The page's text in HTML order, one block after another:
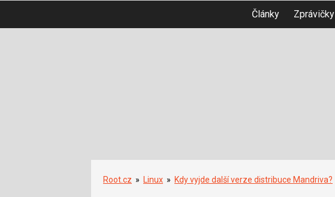
Články Zprávičky
Root.cz » Linux » Kdy vyjde další verze distribuce Mandriva?